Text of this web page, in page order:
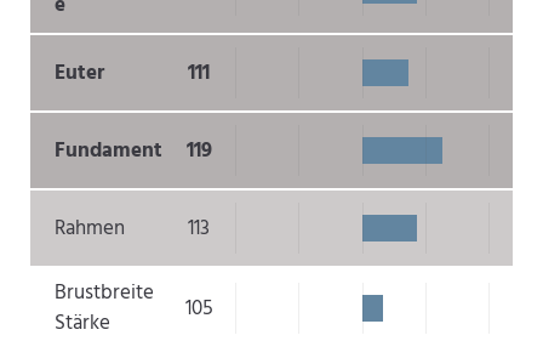
Euter 111
Fundament 119
Rahmen
113
Brustbreite
Stärke
105